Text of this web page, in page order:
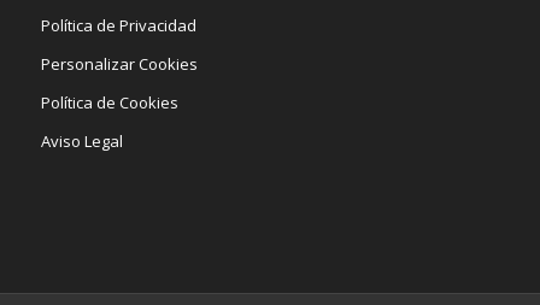
Política de Privacidad
Personalizar Cookies
Política de Cookies
Aviso Legal